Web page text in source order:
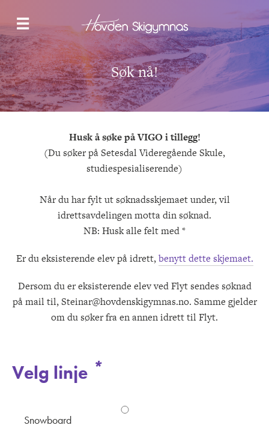
LANGRENN
SNOWBOARD & FREESKI
SKOLETILBUDET
HYBELBYGG
OM OSS
KONTAKT
SØK NÅ
☰
Søk nå!
Husk å søke på VIGO i tillegg!
(Du søker på Setesdal Videregående Skule,
studiespesialiserende)
Når du har fylt ut søknadsskjemaet under, vil
idrettsavdelingen motta din søknad.
NB: Husk alle felt med *
Er du eksisterende elev på idrett,benytt dette skjemaet.
Dersom du er eksisterende elev ved Flyt sendes søknad
på mail til, Steinar@hovdenskigymnas.no. Samme gjelder
om du søker fra en annen idrett til Flyt.
Velg linje *
Snowboard